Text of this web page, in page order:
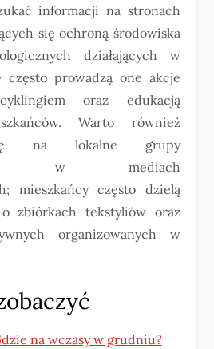
informacji na stronach
się ochroną środowiska
działających w
prowadzą one akcje
oraz edukacją
Warto również
na lokalne grupy
w mediach
mieszkańcy często dzielą
zbiórkach tekstyliów oraz
organizowanych w
na wczasy w grudniu?